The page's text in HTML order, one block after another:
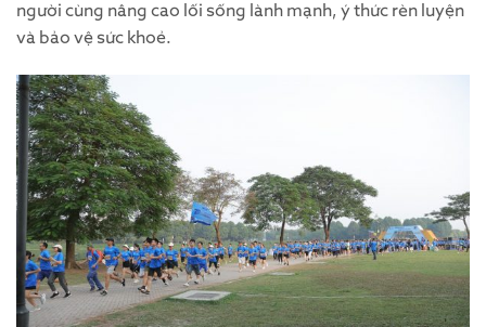
người cùng nâng cao lối sống lành mạnh, ý thức rèn luyện
và bảo vệ sức khoẻ.